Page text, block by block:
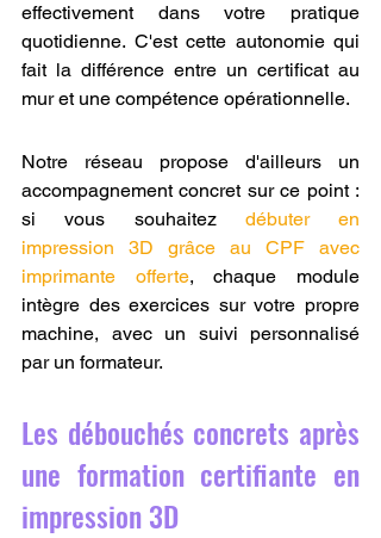
effectivement dans votre pratique
quotidienne. C'est cette autonomie qui
fait la différence entre un certificat au
mur et une compétence opérationnelle.
Notre réseau propose d'ailleurs un
accompagnement concret sur ce point :
si vous souhaitez débuter en
impression 3D grâce au CPF avec
imprimante offerte, chaque module
intègre des exercices sur votre propre
machine, avec un suivi personnalisé
par un formateur.
Les débouchés concrets après
une formation certifiante en
impression 3D